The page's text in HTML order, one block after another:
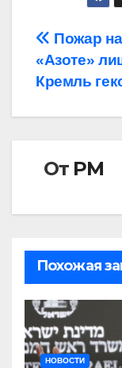
по
Пожар на
«Азоте»
Кремль
От РМ
Похожая
НОВОСТИ